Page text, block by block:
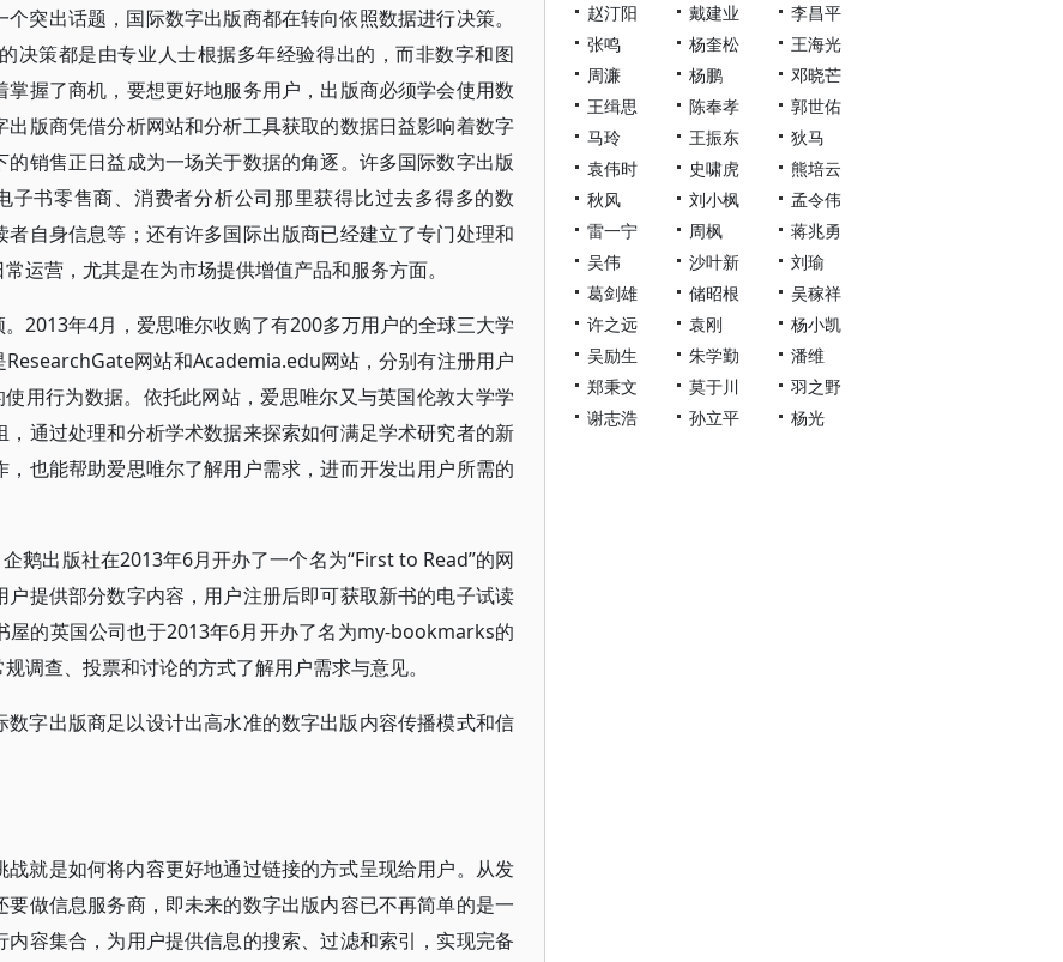
突出话题，国际数字出版商都在转向依照数据进行决策。
决策都是由专业人士根据多年经验得出的，而非数字和图
握了商机，要想更好地服务用户，出版商必须学会使用数
版商凭借分析网站和分析工具获取的数据日益影响着数字
销售正日益成为一场关于数据的角逐。许多国际数字出版
书零售商、消费者分析公司那里获得比过去多得多的数
自身信息等；还有许多国际出版商已经建立了专门处理和
运营，尤其是在为市场提供增值产品和服务方面。
2013年4月，爱思唯尔收购了有200多万用户的全球三大学
网站和Academia.edu网站，分别有注册用户
用行为数据。依托此网站，爱思唯尔又与英国伦敦大学学
通过处理和分析学术数据来探索如何满足学术研究者的新
也能帮助爱思唯尔了解用户需求，进而开发出用户所需的
鹅出版社在2013年6月开办了一个名为“First to Read”的网
提供部分数字内容，用户注册后即可获取新书的电子试读
屋的英国公司也于2013年6月开办了名为my-bookmarks的
调查、投票和讨论的方式了解用户需求与意见。
字出版商足以设计出高水准的数字出版内容传播模式和信
就是如何将内容更好地通过链接的方式呈现给用户。从发
做信息服务商，即未来的数字出版内容已不再简单的是一
容集合，为用户提供信息的搜索、过滤和索引，实现完备
赵汀阳
戴建业
李昌平
张鸣
杨奎松
王海光
周濂
杨鹏
邓晓芒
王缉思
陈奉孝
郭世佑
马玲
王振东
狄马
袁伟时
史啸虎
熊培云
秋风
刘小枫
孟令伟
雷一宁
周枫
蒋兆勇
吴伟
沙叶新
刘瑜
葛剑雄
储昭根
吴稼祥
许之远
袁刚
杨小凯
吴励生
朱学勤
潘维
郑秉文
莫于川
羽之野
谢志浩
孙立平 杨光